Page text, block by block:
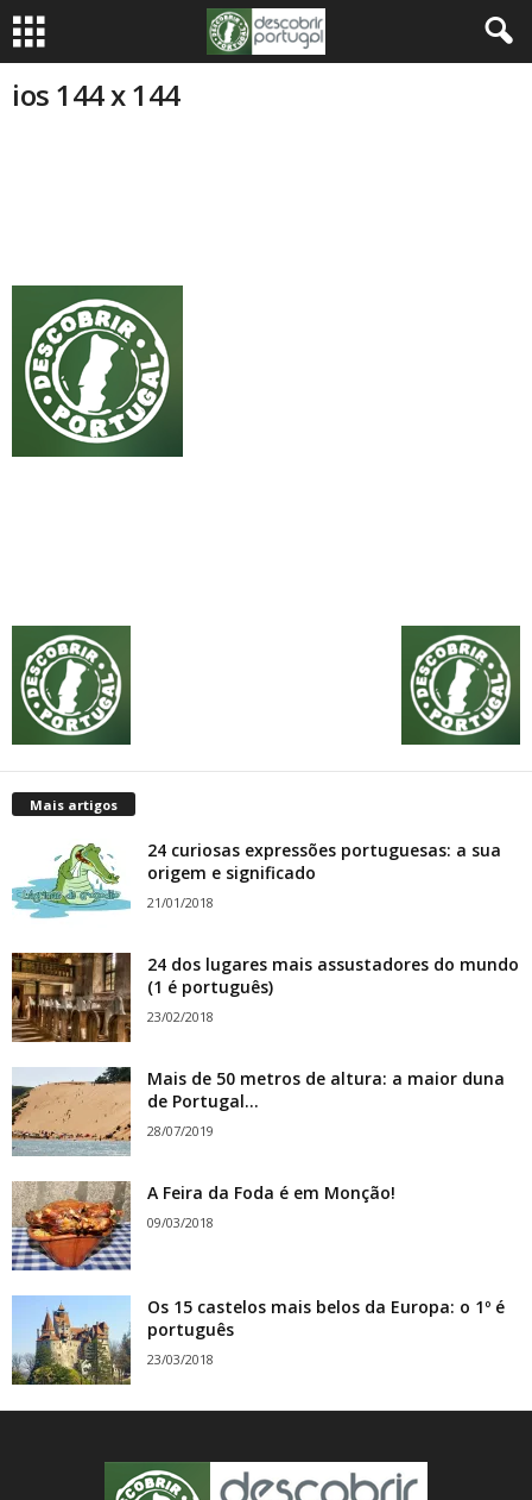
ios 144 x 144
Mais artigos
24 curiosas expressões portuguesas: a sua
origem e significado
21/01/2018
24 dos lugares mais assustadores do mundo
(1 é português)
23/02/2018
Mais de 50 metros de altura: a maior duna
de Portugal...
28/07/2019
A Feira da Foda é em Monção!
09/03/2018
Os 15 castelos mais belos da Europa: o 1º é
português
23/03/2018